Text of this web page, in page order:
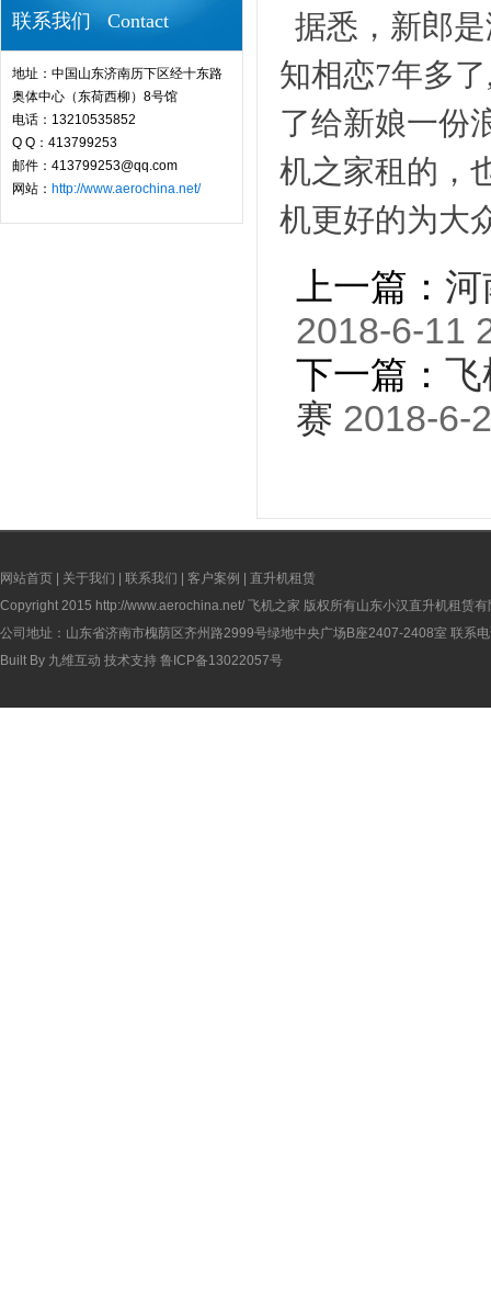
联系我们 Contact
地址：中国山东济南历下区经十东路
奥体中心（东荷西柳）8号馆
电话：13210535852
Q Q：413799253
邮件：413799253@qq.com
网站： http://www.aerochina.net/
据悉，新郎
知相恋7年多
了给新娘一份
机之家租的，
机更好的为大
上一篇：
2018-6-11
下一篇： 飞
赛 2018-6-
网站首页 关于我们 联系我们 客户案例
直升机租赁
Copyright 2015 http://www.aerochina.net/ 飞机之家 版权所有山东小汉直升机租赁有
公司地址：山东省济南市槐荫区齐州路2999号绿地中央广场B座2407-2408室 联系
Built By 九维互动 技术支持 鲁ICP备13022057号